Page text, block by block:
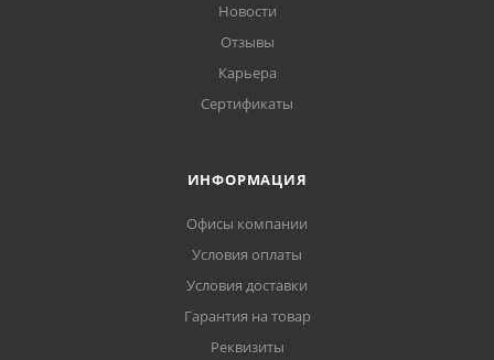
Новости
Отзывы
Карьера
Сертификаты
ИНФОРМАЦИЯ
Офисы компании
Условия оплаты
Условия доставки
Гарантия на товар
Реквизиты